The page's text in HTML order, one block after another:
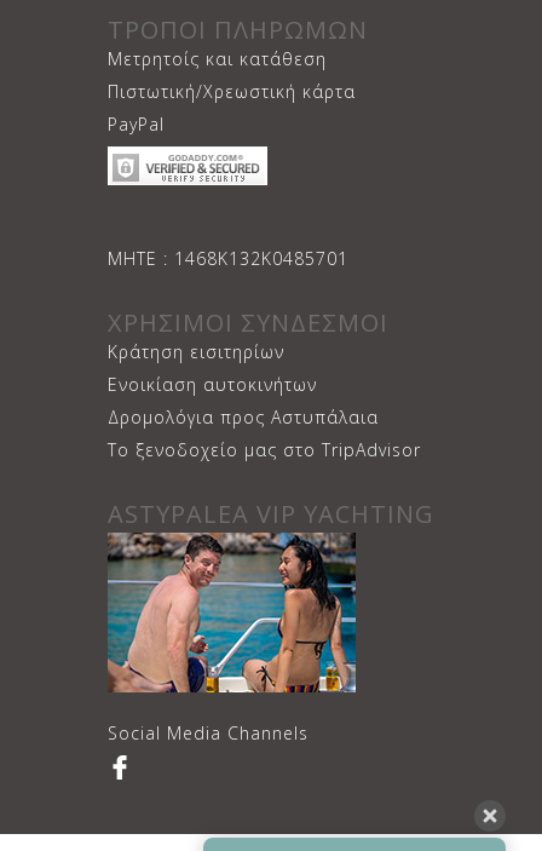
ΤΡΟΠΟΙ ΠΛΗΡΩΜΩΝ
Μετρητοίς και κατάθεση
Πιστωτική/Χρεωστική κάρτα
PayPal
ΜΗΤΕ : 1468Κ132Κ0485701
ΧΡΗΣΙΜΟΙ ΣΥΝΔΕΣΜΟΙ
Κράτηση εισιτηρίων
Ενοικίαση αυτοκινήτων
Δρομολόγια προς Αστυπάλαια
Το ξενοδοχείο μας στο TripAdvisor
ASTYPALEA VIP YACHTING
Social Media Channels